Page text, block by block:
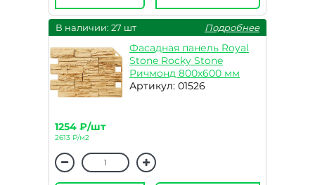
В наличии: 27 шт Подробнее
Фасадная панель Royal
Stone Rocky Stone
Ричмонд 800х600 мм
Артикул: 01526
1254 ₽/шт
2613 ₽/м2